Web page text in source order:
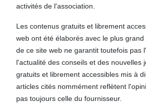
activités de l'association.
Les contenus gratuits et librement
web ont été élaborés avec le plus
de ce site web ne garantit toutefois pas
l'actualité des conseils et des nouvelles
gratuits et librement accessibles mis à
articles cités nommément reflètent
pas toujours celle du fournisseur.